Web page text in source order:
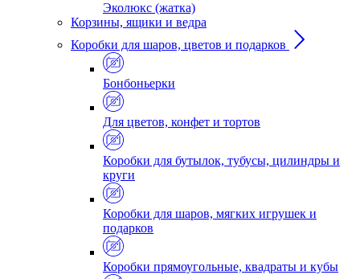
Эколюкс (жатка)
Корзины, ящики и ведра
Коробки для шаров, цветов и подарков
Бонбоньерки
Для цветов, конфет и тортов
Коробки для бутылок, тубусы, цилиндры и
круги
Коробки для шаров, мягких игрушек и
подарков
Коробки прямоугольные, квадраты и кубы